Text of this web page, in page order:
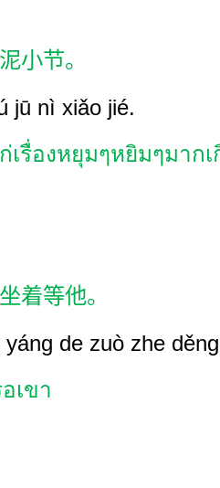
小节。
jū nì xiǎo jié.
เรื่องหยุมๆหยิมๆมาก
着等他。
yáng de zuò zhe
เขา